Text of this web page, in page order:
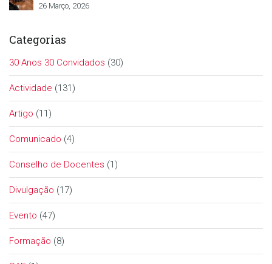
26 Março, 2026
Categorias
30 Anos 30 Convidados (30)
Actividade (131)
Artigo (11)
Comunicado (4)
Conselho de Docentes (1)
Divulgação (17)
Evento (47)
Formação (8)